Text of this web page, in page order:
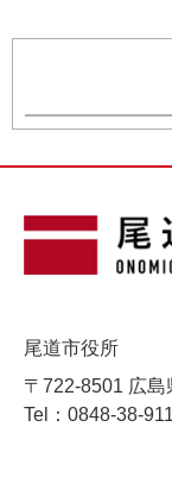
尾道市役所
〒722-8501 広
Tel：0848-38-